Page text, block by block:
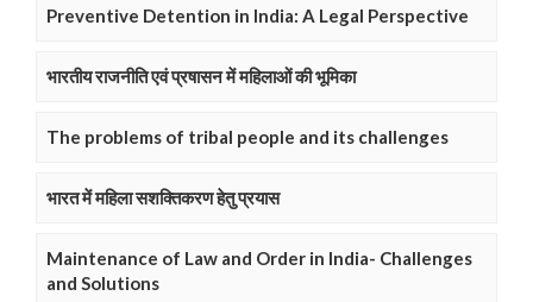
Preventive Detention in India: A Legal Perspective
भारतीय राजनीति एवं प्रषासन में महिलाओं की भूमिका
The problems of tribal people and its challenges
भारत में महिला सशक्तिकरण हेतु प्रयास
Maintenance of Law and Order in India- Challenges
and Solutions